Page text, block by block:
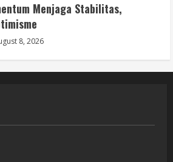
Menjaga Stabilitas,
8, 2026